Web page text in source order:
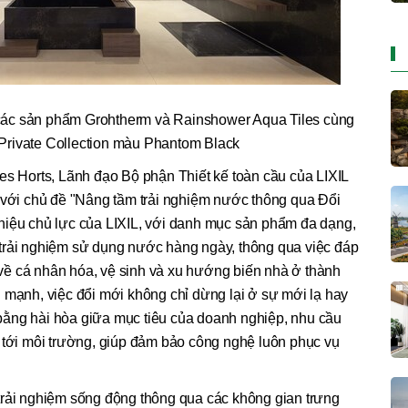
sản phẩm Grohtherm và Rainshower Aqua Tiles cùng
Collection màu Phantom Black
Horts, Lãnh đạo Bộ phận Thiết kế toàn cầu của LIXIL
chủ đề "Nâng tầm trải nghiệm nước thông qua Đổi
chủ lực của LIXIL, với danh mục sản phẩm đa dạng,
nghiệm sử dụng nước hàng ngày, thông qua việc đáp
cá nhân hóa, vệ sinh và xu hướng biến nhà ở thành
việc đổi mới không chỉ dừng lại ở sự mới lạ hay
hài hòa giữa mục tiêu của doanh nghiệp, nhu cầu
môi trường, giúp đảm bảo công nghệ luôn phục vụ
nghiệm sống động thông qua các không gian trưng